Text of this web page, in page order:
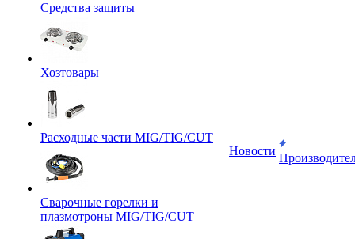
Средства защиты
Хозтовары
Расходные части MIG/TIG/CUT
Сварочные горелки и
плазмотроны MIG/TIG/CUT
Новости